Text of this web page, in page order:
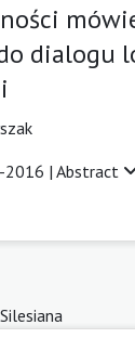
dialogu
2016 | Abstract